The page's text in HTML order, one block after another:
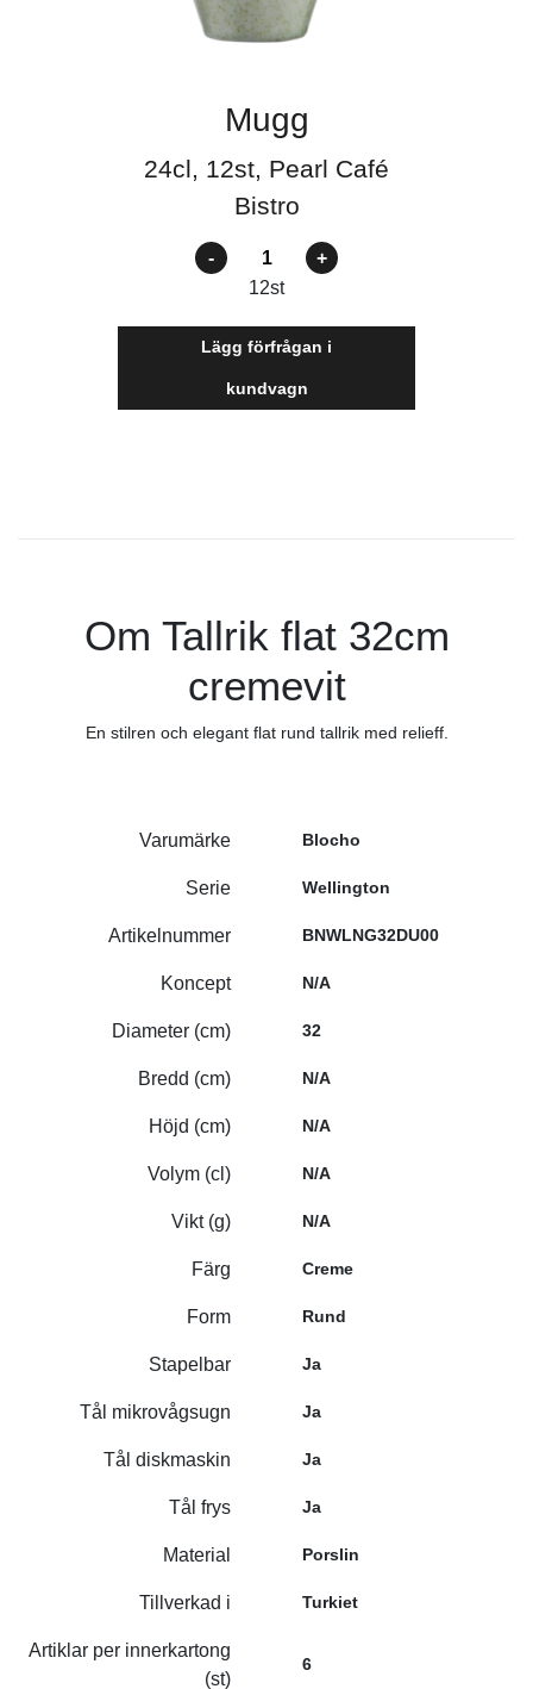
Mugg
24cl, 12st, Pearl Café
Bistro
Antal
12st
Lägg förfrågan i
kundvagn
Om Tallrik flat 32cm
cremevit
En stilren och elegant flat rund tallrik med relieff.
Varumärke Blocho
Serie Wellington
Artikelnummer BNWLNG32DU00
Koncept N/A
Diameter (cm) 32
Bredd (cm) N/A
Höjd (cm) N/A
Volym (cl) N/A
Vikt (g) N/A
Färg Creme
Form Rund
Stapelbar Ja
Tål mikrovågsugn Ja
Tål diskmaskin Ja
Tål frys Ja
Material Porslin
Tillverkad i Turkiet
Artiklar per innerkartong
(st)
6